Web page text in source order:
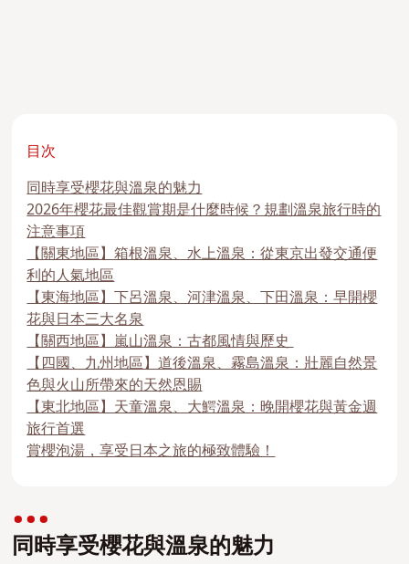
目次
同時享受櫻花與溫泉的魅力
2026年櫻花最佳觀賞期是什麼時候？規劃溫泉旅行時的
注意事項
【關東地區】箱根溫泉、水上溫泉：從東京出發交通便
利的人氣地區
【東海地區】下呂溫泉、河津溫泉、下田溫泉：早開櫻
花與日本三大名泉
【關西地區】嵐山溫泉：古都風情與歷史
【四國、九州地區】道後溫泉、霧島溫泉：壯麗自然景
色與火山所帶來的天然恩賜
【東北地區】天童溫泉、大鰐溫泉：晚開櫻花與黃金週
旅行首選
賞櫻泡湯，享受日本之旅的極致體驗！
同時享受櫻花與溫泉的魅力